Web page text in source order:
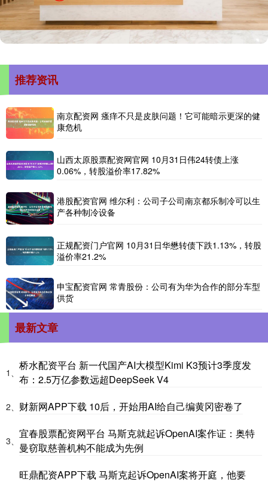
推荐资讯
南京配资网 瘙痒不只是皮肤问题！它可能暗示更深的健
康危机
山西太原股票配资网官网 10月31日伟24转债上涨
0.06%，转股溢价率17.82%
港股配资官网 维尔利：公司子公司南京都乐制冷可以生
产各种制冷设备
正规配资门户官网 10月31日华懋转债下跌1.13%，转股
溢价率21.2%
申宝配资官网 常青股份：公司有为华为合作的部分车型
供货
最新文章
1、
桥水配资平台 新一代国产AI大模型Kimi K3预计3季度发
布：2.5万亿参数远超DeepSeek V4
2、 财新网APP下载 10后，开始用AI给自己编黄冈密卷了
3、
宜春股票配资网平台 马斯克就起诉OpenAI案作证：奥特
曼窃取慈善机构不能成为先例
旺鼎配资APP下载 马斯克起诉OpenAI案将开庭，他要